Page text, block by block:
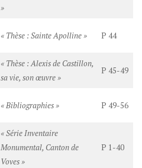
»
« Thèse : Sainte Apolline » P 44
« Thèse : Alexis de Castillon,
sa vie, son œuvre »
P 45-49
« Bibliographies » P 49-56
« Série Inventaire
Monumental, Canton de
Voves »
P 1-40